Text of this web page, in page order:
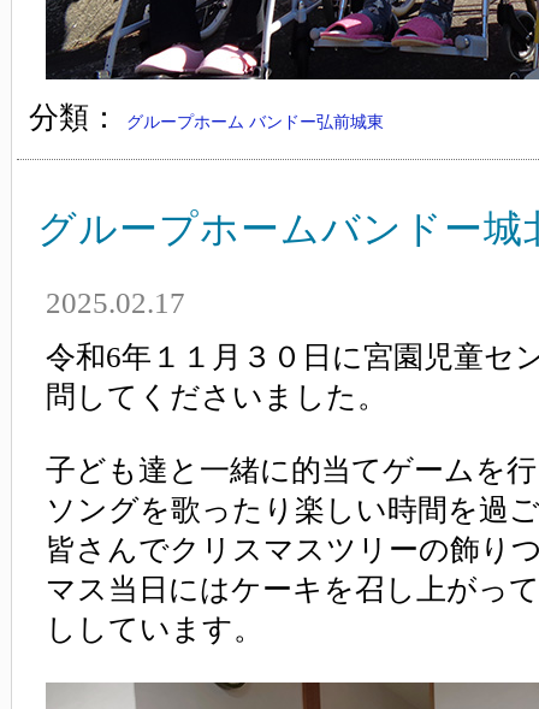
分類： グループホーム バンドー弘前城東
グループホームバンドー城
2025.02.17
令和6年１１月３０日に宮園児童セ
問してくださいました。
子ども達と一緒に的当てゲームを
ソングを歌ったり楽しい時間を過
皆さんでクリスマスツリーの飾り
マス当日にはケーキを召し上がっ
ししています。